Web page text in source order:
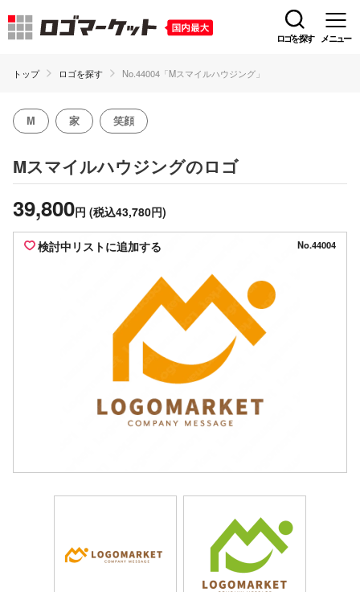
ロゴを探す メニュー
トップ ロゴを探す No.44004「Mスマイルハウジング」
M 家 笑顔
Mスマイルハウジングのロゴ
39,800円 (税込43,780円)
検討中リストに追加する No.44004